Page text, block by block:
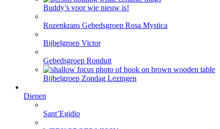
Buddy’s voor wie nieuw is!
Rozenkrans Gebedsgroep Rosa Mystica
Bijbelgroep Victor
Gebedsgroep Ronduit
Bijbelgroep Zondag Lezingen
Dienen
Sant’Egidio